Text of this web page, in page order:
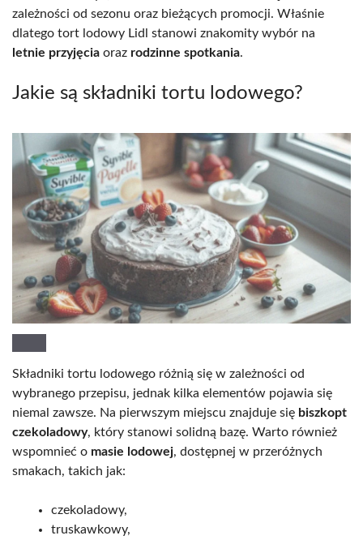
zależności od sezonu oraz bieżących promocji. Właśnie
dlatego tort lodowy Lidl stanowi znakomity wybór na
letnie przyjęcia oraz rodzinne spotkania.
Jakie są składniki tortu lodowego?
Składniki tortu lodowego różnią się w zależności od
wybranego przepisu, jednak kilka elementów pojawia się
niemal zawsze. Na pierwszym miejscu znajduje się biszkopt
czekoladowy, który stanowi solidną bazę. Warto również
wspomnieć o masie lodowej, dostępnej w przeróżnych
smakach, takich jak:
czekoladowy,
truskawkowy,